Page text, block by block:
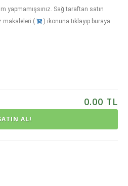
yapmamışsınız. Sağ taraftan satın
makaleleri (
) ikonuna tıklayıp buraya
0.00 TL
AL!